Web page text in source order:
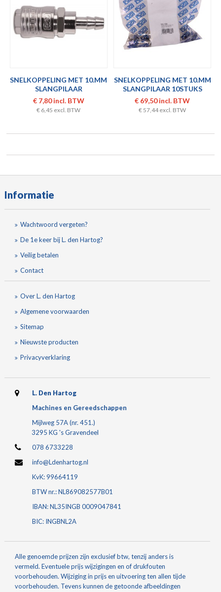
SNELKOPPELING MET 10.MM
SLANGPILAAR
€ 7,80 incl. BTW
€ 6,45 excl. BTW
SNELKOPPELING MET 10.MM
SLANGPILAAR 10STUKS
€ 69,50 incl. BTW
€ 57,44 excl. BTW
Informatie
Wachtwoord vergeten?
De 1e keer bij L. den Hartog?
Veilig betalen
Contact
Over L. den Hartog
Algemene voorwaarden
Sitemap
Nieuwste producten
Privacyverklaring
L. Den Hartog
Machines en Gereedschappen
Mijlweg 57A (nr. 451.)
3295 KG 's Gravendeel
078 6733228
info@Ldenhartog.nl
KvK: 99664119
BTW nr.: NL869082577B01
IBAN: NL35INGB 0009047841
BIC: INGBNL2A
Alle genoemde prijzen zijn exclusief btw, tenzij anders is
vermeld. Eventuele prijs wijzigingen en of drukfouten
voorbehouden. Wijziging in prijs en uitvoering ten allen tijde
voorbehouden. Tevens kunnen de getoonde afbeeldingen